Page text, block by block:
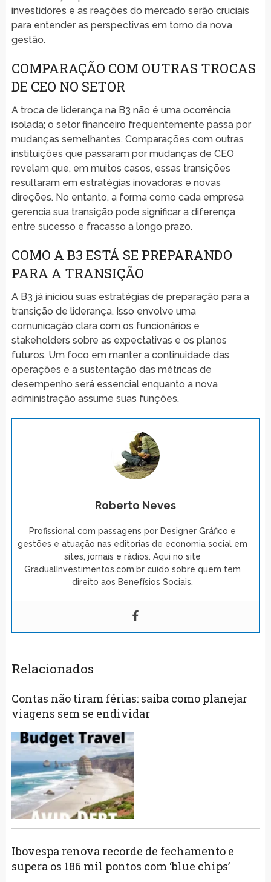
investidores e as reações do mercado serão cruciais
para entender as perspectivas em torno da nova
gestão.
COMPARAÇÃO COM OUTRAS TROCAS
DE CEO NO SETOR
A troca de liderança na B3 não é uma ocorrência
isolada; o setor financeiro frequentemente passa por
mudanças semelhantes. Comparações com outras
instituições que passaram por mudanças de CEO
revelam que, em muitos casos, essas transições
resultaram em estratégias inovadoras e novas
direções. No entanto, a forma como cada empresa
gerencia sua transição pode significar a diferença
entre sucesso e fracasso a longo prazo.
COMO A B3 ESTÁ SE PREPARANDO
PARA A TRANSIÇÃO
A B3 já iniciou suas estratégias de preparação para a
transição de liderança. Isso envolve uma
comunicação clara com os funcionários e
stakeholders sobre as expectativas e os planos
futuros. Um foco em manter a continuidade das
operações e a sustentação das métricas de
desempenho será essencial enquanto a nova
administração assume suas funções.
Roberto Neves
Profissional com passagens por Designer Gráfico e
gestões e atuação nas editorias de economia social em
sites, jornais e rádios. Aqui no site
GradualInvestimentos.com.br cuido sobre quem tem
direito aos Benefísios Sociais.
Relacionados
Contas não tiram férias: saiba como planejar
viagens sem se endividar
Ibovespa renova recorde de fechamento e
supera os 186 mil pontos com ‘blue chips’